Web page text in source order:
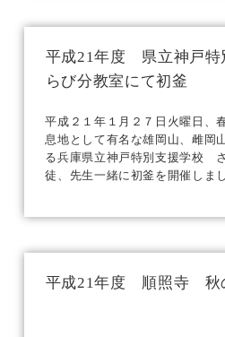
平成21年度 県立神戸
らび分教室にて初釜
平成２１年１月２７日火曜日、
息地として有名な雄岡山、雌岡
る兵庫県立神戸特別支援学校
徒、先生一緒に初釜を開催しま
平成21年度 順照寺 秋